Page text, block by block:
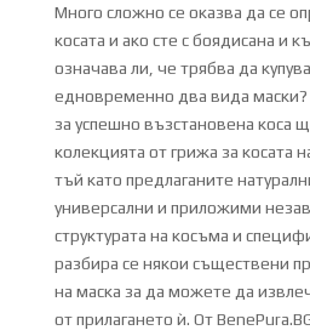
Много сложно се оказва да се
косата и ако сте с боядисана и
означава ли, че трябва да
едновременно два вида
за успешно възстановена коса
колекцията от грижа за косата
тъй като предлаганите
универсални и приложими
структурата на косъма и
разбира се някои съществени
на маска за да можете да
от прилагането ѝ. От